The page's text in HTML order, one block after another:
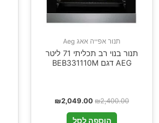
תנור אפייה אאג Aeg
תנור בנוי רב תכליתי 71 ליטר
AEG דגם BEB331110M
₪2,400.00
₪2,049.00
הוספה לסל